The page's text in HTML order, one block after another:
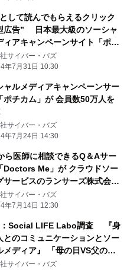
して読んでもらえるクリック
広告” 日本最大級のソーシャ
ィアキャンペーンサイト「ポチ
にて 『ソーシャルクリック』を
サイバー・バズ
年7月31日 10:30
ャルメディアキャンペーンサー
ポチカム」が 会員数50万人を
サイバー・バズ
年7月24日 14:30
ら医師に相談できるQ＆Aサー
Doctors Me」が クラウドソー
サービスのランサーズ株式会社
～高い専門性をもった医師が
スを活用開始～
サイバー・バズ
年7月14日 12:30
：Social LIFE Labo調査 『身
とのコミュニケーションとソー
メディア』 「母の日VS父の
敗は想像通りの結果に 記念日
サイバー・バズ